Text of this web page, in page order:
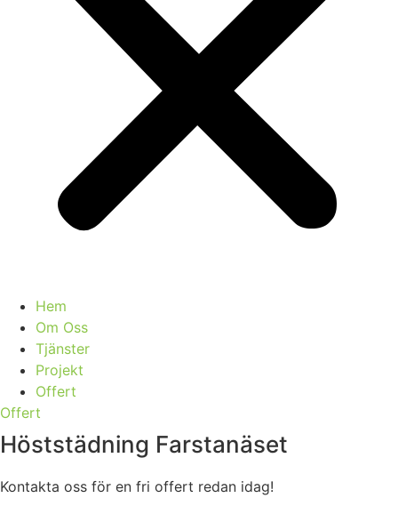
Hem
Om Oss
Tjänster
Projekt
Offert
Offert
Höststädning Farstanäset
Kontakta oss för en fri offert redan idag!